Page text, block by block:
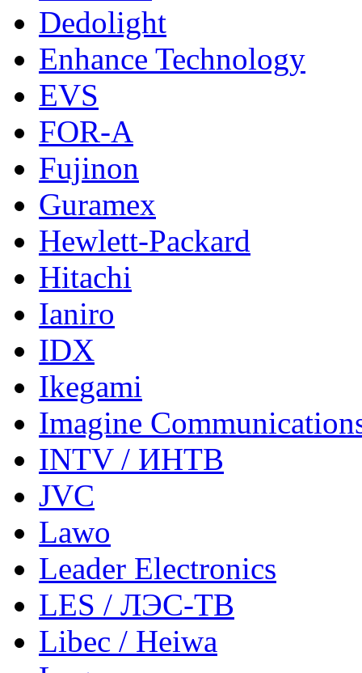
Dedolight
Enhance Technology
EVS
FOR-A
Fujinon
Guramex
Hewlett-Packard
Hitachi
Ianiro
IDX
Ikegami
Imagine
INTV / ИНТВ
JVC
Lawo
Leader Electronics
LES / ЛЭС-ТВ
Libec / Heiwa